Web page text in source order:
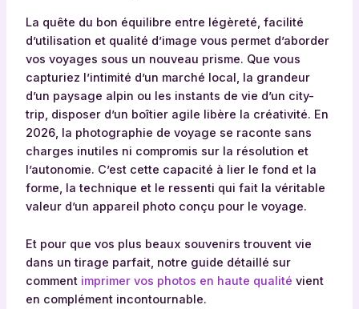
La quête du bon équilibre entre légèreté, facilité
d’utilisation et qualité d’image vous permet d’aborder
vos voyages sous un nouveau prisme. Que vous
capturiez l’intimité d’un marché local, la grandeur
d’un paysage alpin ou les instants de vie d’un city-
trip, disposer d’un boîtier agile libère la créativité. En
2026, la photographie de voyage se raconte sans
charges inutiles ni compromis sur la résolution et
l’autonomie. C’est cette capacité à lier le fond et la
forme, la technique et le ressenti qui fait la véritable
valeur d’un appareil photo conçu pour le voyage.
Et pour que vos plus beaux souvenirs trouvent vie
dans un tirage parfait, notre guide détaillé sur
comment imprimer vos photos en haute qualité vient
en complément incontournable.